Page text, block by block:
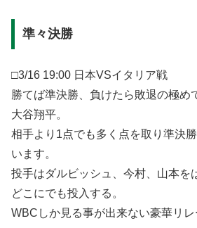
準々決勝
□3/16 19:00 日本VSイタリア戦
勝てば準決勝、負けたら敗退の極め
大谷翔平。
相手より1点でも多く点を取り準決
います。
投手はダルビッシュ、今村、山本を
どこにでも投入する。
WBCしか見る事が出来ない豪華リレ